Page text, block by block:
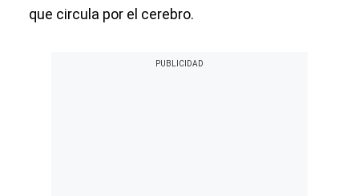
que circula por el cerebro.